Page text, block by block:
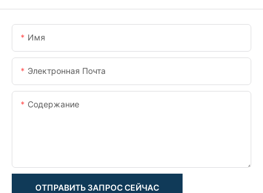
Имя
Электронная Почта
Содержание
ОТПРАВИТЬ ЗАПРОС СЕЙЧАС